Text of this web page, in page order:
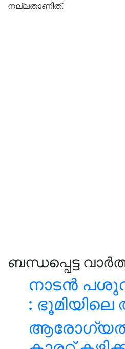
നല്ലതാണിത്.
ബന്ധപ്പെട്ട
നാടൻ
: